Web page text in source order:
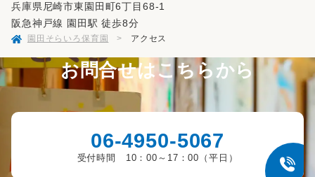
兵庫県尼崎市東園田町6丁目68-1
阪急神戸線 園田駅 徒歩8分
園田そらいろ保育園 > アクセス
お問合せはこちらから
06-4950-5067
受付時間 10：00～17：00（平日）